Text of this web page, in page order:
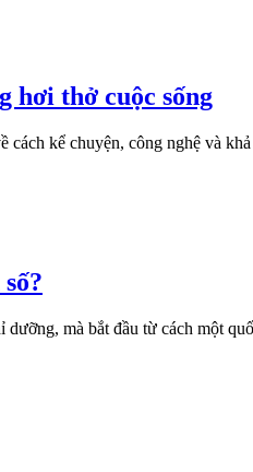
hơi thở cuộc sống
kể chuyện, công nghệ và
mà bắt đầu từ cách một